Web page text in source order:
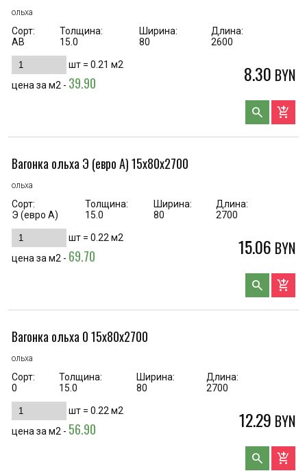
ольха
Сорт:
AB
Толщина:
15.0
Ширина:
80
Длина:
2600
шт = 0.21 м2
цена за м2 - 39.90 8.30 BYN
search add_shopping_cart
Вагонка ольха Э (евро А) 15х80х2700
ольха
Сорт:
Э (евро А)
Толщина:
15.0
Ширина:
80
Длина:
2700
шт = 0.22 м2
цена за м2 - 69.70 15.06 BYN
search add_shopping_cart
Вагонка ольха 0 15х80х2700
ольха
Сорт:
0
Толщина:
15.0
Ширина:
80
Длина:
2700
шт = 0.22 м2
цена за м2 - 56.90 12.29 BYN
search add_shopping_cart